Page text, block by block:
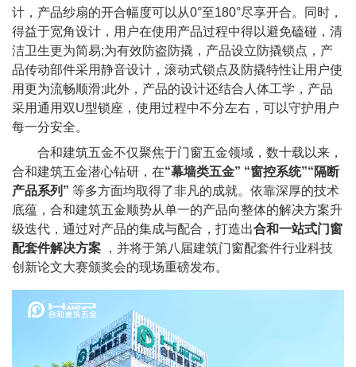
计，产品纱扇的开合幅度可以从0°至180°尽享开合。同时，
得益于宽角设计，用户在使用产品过程中得以避免磕碰，清
洁卫生更为简易;为有效防盗防撬，产品设立防撬锁点，产
品传动部件采用静音设计，滚动式锁点及防撬特性让用户使
用更为流畅顺滑;此外，产品的设计还结合人体工学，产品
采用通用双U型锁座，使用过程中不分左右，可以守护用户
每一分安全。
合和建筑五金不仅聚焦于门窗五金领域，数十载以来，
合和建筑五金潜心钻研，在“幕墙类五金” “窗控系统”“隔断
产品系列” 等多方面均取得了非凡的成就。依靠深厚的技术
底蕴，合和建筑五金顺势从单一的产品向整体的解决方案升
级迭代，通过对产品的集成与配合，打造出合和一站式门窗
配套件解决方案 ，并将于第八届建筑门窗配套件行业科技
创新论文大赛颁奖会的现场重磅发布。